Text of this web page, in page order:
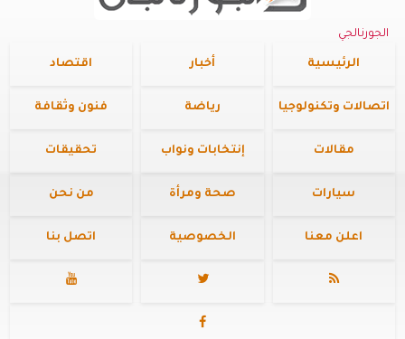
الجورنالجي
الرئيسية أخبار اقتصاد
اتصالات وتكنولوجيا رياضة فنون وثقافة
مقالات إنتخابات ونواب تحقيقات
سيارات صحة ومرأة من نحن
اعلن معنا الخصوصية اتصل بنا



